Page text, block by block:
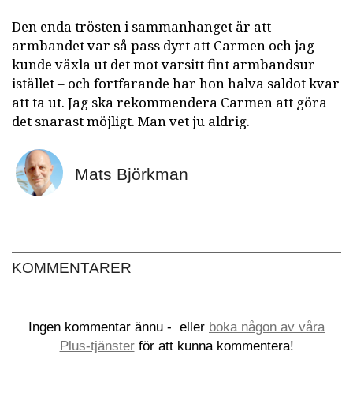
Den enda trösten i sammanhanget är att
armbandet var så pass dyrt att Carmen och jag
kunde växla ut det mot varsitt fint armbandsur
istället – och fortfarande har hon halva saldot kvar
att ta ut. Jag ska rekommendera Carmen att göra
det snarast möjligt. Man vet ju aldrig.
Mats Björkman
KOMMENTARER
Ingen kommentar ännu - eller boka någon av våra
Plus-tjänsterför att kunna kommentera!